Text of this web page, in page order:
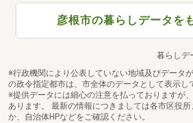
彦根市の暮らしデータを
暮らしデ
※行政機関により公表していない地域及びデータ
の政令指定都市は、市全体のデータとして表示し
※提供データには細心の注意を払っておりますが
あります。 最新の情報につきましては各市区役所
か、自治体HPなどをご確認ください。